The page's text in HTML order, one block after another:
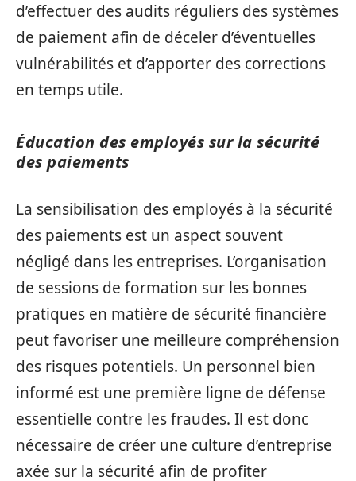
d’effectuer des audits réguliers des systèmes
de paiement afin de déceler d’éventuelles
vulnérabilités et d’apporter des corrections
en temps utile.
Éducation des employés sur la sécurité
des paiements
La sensibilisation des employés à la sécurité
des paiements est un aspect souvent
négligé dans les entreprises. L’organisation
de sessions de formation sur les bonnes
pratiques en matière de sécurité financière
peut favoriser une meilleure compréhension
des risques potentiels. Un personnel bien
informé est une première ligne de défense
essentielle contre les fraudes. Il est donc
nécessaire de créer une culture d’entreprise
axée sur la sécurité afin de profiter